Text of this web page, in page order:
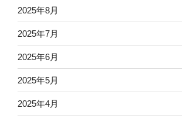
2025年8月
2025年7月
2025年6月
2025年5月
2025年4月